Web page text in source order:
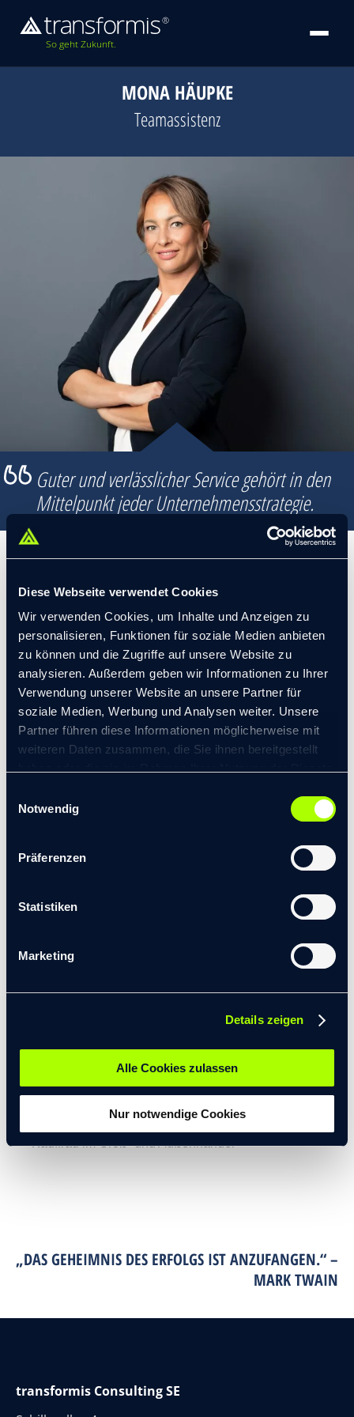
Diese Webseite verwendet Cookies
Wir verwenden Cookies, um Inhalte und Anzeigen zu
personalisieren, Funktionen für soziale Medien anbieten
zu können und die Zugriffe auf unsere Website zu
analysieren. Außerdem geben wir Informationen zu Ihrer
Verwendung unserer Website an unsere Partner für
soziale Medien, Werbung und Analysen weiter. Unsere
Partner führen diese Informationen möglicherweise mit
weiteren Daten zusammen, die Sie ihnen bereitgestellt
© 2026 transformis Consulting SE
Notwendig
Präferenzen
Statistiken
Marketing
Details zeigen
Alle Cookies zulassen
Nur notwendige Cookies
So geht Zukunft.
MONA HÄUPKE
Teamassistenz
Guter und verlässlicher Service gehört in den
Mittelpunkt jeder Unternehmensstrategie.
ZERTIFIZIERUNGEN
Microsoft Office Spezialist (MOS) in Word, Excel und
PowerPoint
SPRACHEN
Deutsch
Englisch
STUDIUM / AUSBILDUNG
ABSCHLUSS
Kauffrau im Groß- und Außenhandel
„DAS GEHEIMNIS DES ERFOLGS IST ANZUFANGEN.“ –
MARK TWAIN
transformis Consulting SE